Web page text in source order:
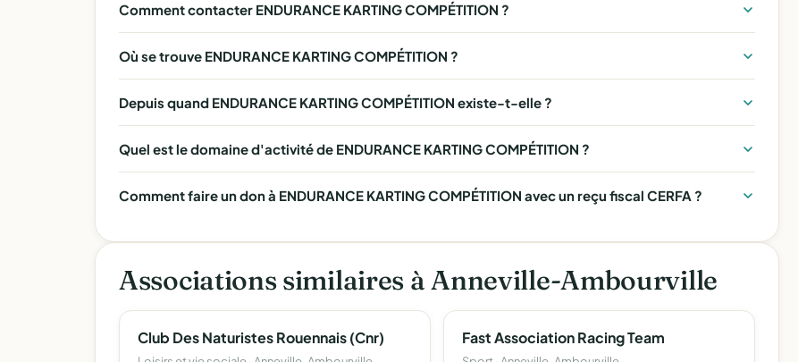
Comment contacter ENDURANCE KARTING COMPÉTITION ?
Où se trouve ENDURANCE KARTING COMPÉTITION ?
Depuis quand ENDURANCE KARTING COMPÉTITION existe-t-elle ?
Quel est le domaine d'activité de ENDURANCE KARTING COMPÉTITION ?
Comment faire un don à ENDURANCE KARTING COMPÉTITION avec un reçu fiscal CERFA ?
Associations similaires à Anneville-Ambourville
Club Des Naturistes Rouennais (Cnr) Fast Association Racing Team